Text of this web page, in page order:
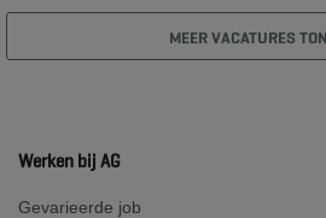
MEER VACATURES
Werken bij AG
Gevarieerde job